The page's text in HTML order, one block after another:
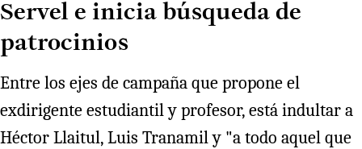
Servel e inicia búsqueda de
patrocinios
Entre los ejes de campaña que propone el
exdirigente estudiantil y profesor, está indultar a
Héctor Llaitul, Luis Tranamil y "a todo aquel que